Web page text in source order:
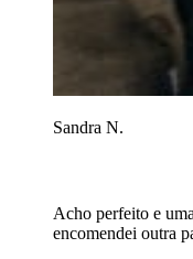
Sandra N.
Acho perfeito e
encomendei outra